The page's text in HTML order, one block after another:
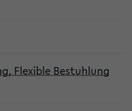
Flexible Bestuhlung